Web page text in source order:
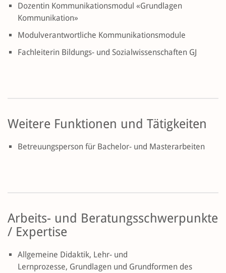
Dozentin Kommunikationsmodul «Grundlagen
Kommunikation»
Modulverantwortliche Kommunikationsmodule
Fachleiterin Bildungs- und Sozialwissenschaften GJ
Weitere Funktionen und Tätigkeiten
Betreuungsperson für Bachelor- und Masterarbeiten
Arbeits- und Beratungsschwerpunkte
/ Expertise
Allgemeine Didaktik, Lehr- und
Lernprozesse, Grundlagen und Grundformen des